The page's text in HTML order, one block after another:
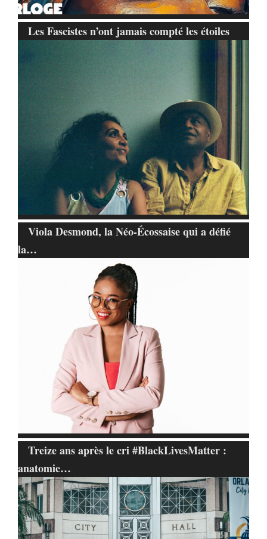
Les Fascistes n’ont jamais compté les étoiles
Viola Desmond, la Néo-Écossaise qui a défié
la…
Treize ans après le cri #BlackLivesMatter :
anatomie…